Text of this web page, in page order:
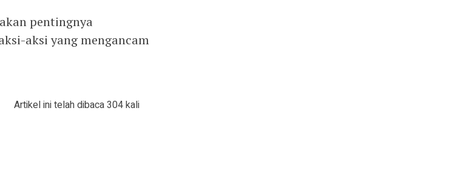
pentingnya
aksi yang mengancam
Artikel ini telah dibaca 304 kali